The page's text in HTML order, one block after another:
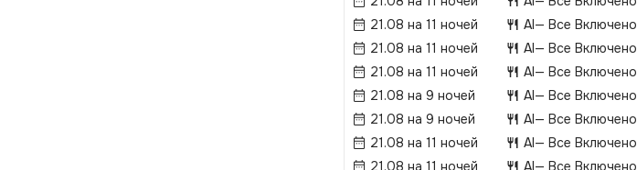
21.08 на 11 ночей
AI— Все Включено
21.08 на 11 ночей
AI— Все Включено
21.08 на 11 ночей
AI— Все Включено
21.08 на 9 ночей
AI— Все Включено
21.08 на 9 ночей
AI— Все Включено
21.08 на 11 ночей
AI— Все Включено
21.08 на 11 ночей
AI— Все Включено